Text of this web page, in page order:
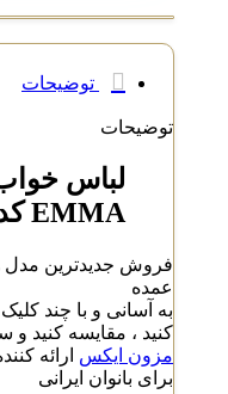
توضیحات
توضیحات
لباس خواب
EMMA کد 3560
فروش جدیدترین مدل های
عمده
به آسانی و با چند کلیک
کنید ، مقایسه کنید و
مزون ایکس
برای بانوان ایرانی